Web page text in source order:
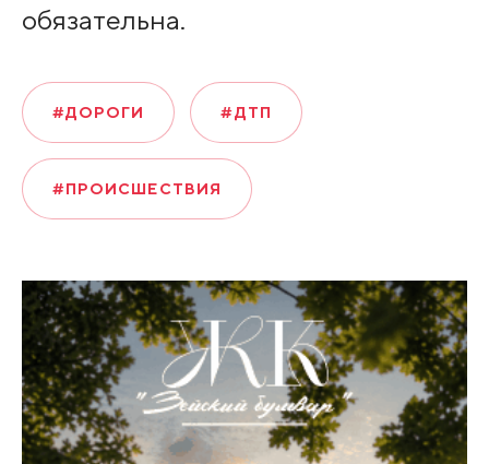
обязательна.
#ДОРОГИ #ДТП
#ПРОИСШЕСТВИЯ